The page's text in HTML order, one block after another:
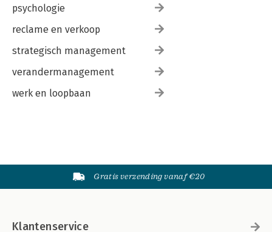
psychologie
reclame en verkoop
strategisch management
verandermanagement
werk en loopbaan
Gratis verzending vanaf €20
Klantenservice